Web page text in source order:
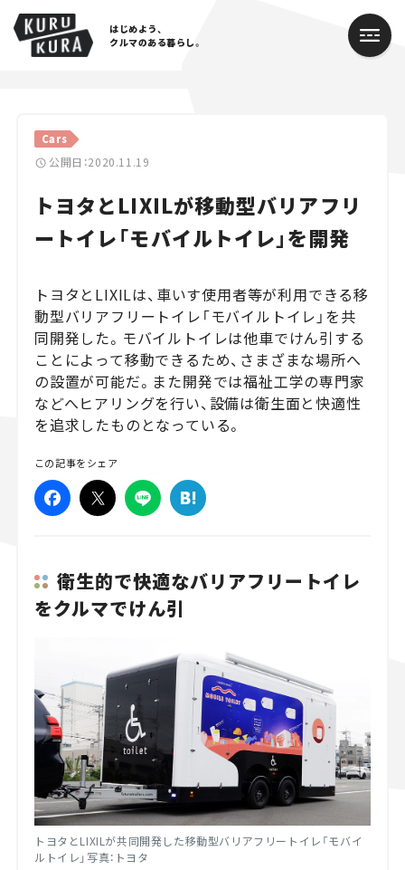
はじめよう、
クルマのある暮らし。
Cars
公開日：2020.11.19
トヨタとLIXILが移動型バリアフリ
ートイレ「モバイルトイレ」を開発
トヨタとLIXILは、車いす使用者等が利用できる移
動型バリアフリートイレ「モバイルトイレ」を共
同開発した。モバイルトイレは他車でけん引する
ことによって移動できるため、さまざまな場所へ
の設置が可能だ。また開発では福祉工学の専門家
などへヒアリングを行い、設備は衛生面と快適性
を追求したものとなっている。
この記事をシェア
衛生的で快適なバリアフリートイレ
をクルマでけん引
トヨタとLIXIL が共同開発した移動型バリアフリートイレ「モバイ
ルトイレ」写真：トヨタ
Cars
Lifestyle
Traffic
Special
Series
Campaign
人気のハッシュタグ
スズキ ジムニー｜Suzuki Jimny
スズキ｜Suzuki